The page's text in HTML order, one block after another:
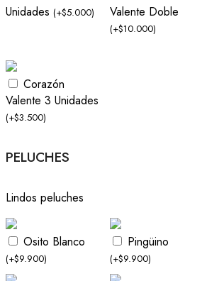
Unidades (+$5.000)
Valente Doble
(+$10.000)
Corazón
Valente 3 Unidades
(+$3.500)
PELUCHES
Lindos peluches
Osito Blanco
(+$9.900)
Pingüino
(+$9.900)